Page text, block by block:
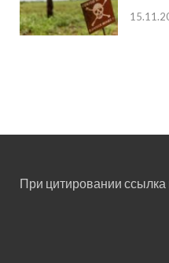
При цитировании ссылка